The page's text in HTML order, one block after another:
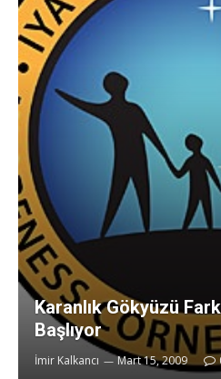
Karanlık Gökyüzü
Başlıyor
İmir Kalkancı Mart 15, 2009